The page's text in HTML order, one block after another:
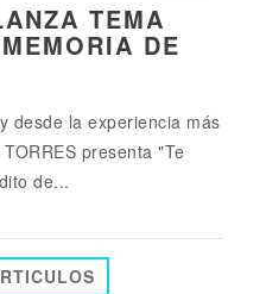
TEMA
DE
desde la experiencia más
presenta "Te
de...